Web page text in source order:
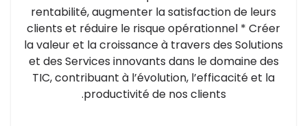
rentabilité, augmenter la satisfaction de leurs
clients et réduire le risque opérationnel * Créer
la valeur et la croissance à travers des Solutions
et des Services innovants dans le domaine des
TIC, contribuant à l’évolution, l’efficacité et la
productivité de nos clients.